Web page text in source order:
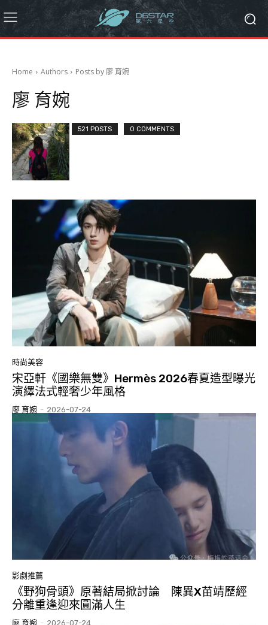
Home Authors Posts by 廖 育婉
廖 育婉
521 POSTS 0 COMMENTS
時尚美容
宋亞軒《國樂無雙》Hermès 2026春夏造型曝光
演繹法式輕奢少年風格
廖 育婉 - 2026-07-24
影劇推薦
《野狗骨頭》原著結局掀討論 陳異X苗靖歷經
分離重逢迎來圓滿人生
廖 育婉 - 2026-07-24